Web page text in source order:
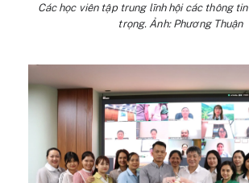
Các học viên tập trung lĩnh hội các thông
trọng. Ảnh: Phương Thuận